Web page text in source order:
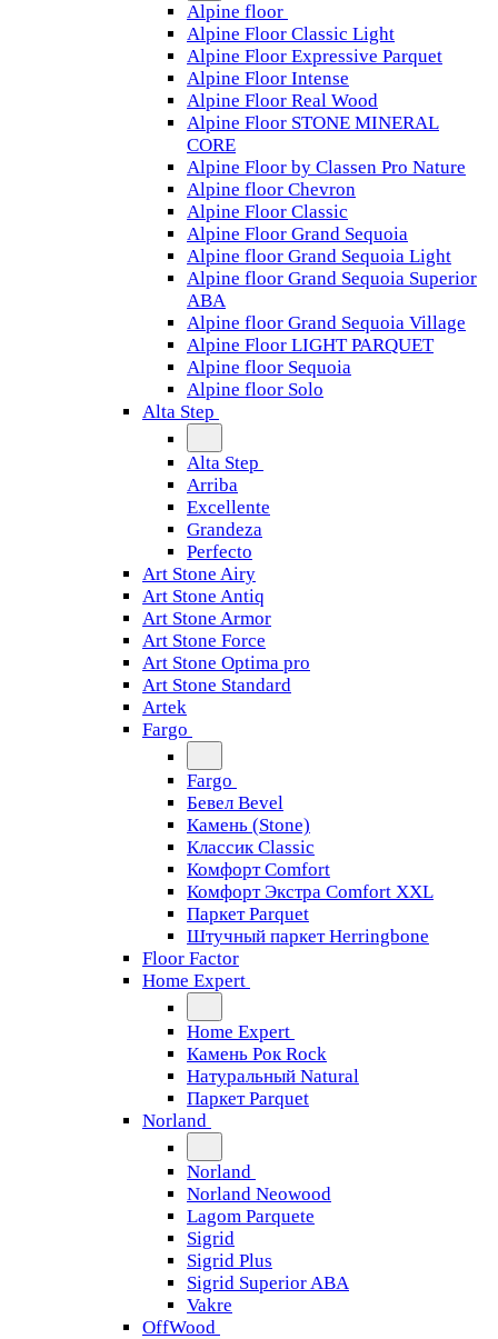
Alpine floor
Alpine Floor Classic Light
Alpine Floor Expressive Parquet
Alpine Floor Intense
Alpine Floor Real Wood
Alpine Floor STONE MINERAL
CORE
Alpine Floor by Classen Pro Nature
Alpine floor Chevron
Alpine Floor Classic
Alpine Floor Grand Sequoia
Alpine floor Grand Sequoia Light
Alpine floor Grand Sequoia Superior
ABA
Alpine floor Grand Sequoia Village
Alpine Floor LIGHT PARQUET
Alpine floor Sequoia
Alpine floor Solo
Alta Step
Alta Step
Arriba
Excellente
Grandeza
Perfecto
Art Stone Airy
Art Stone Antiq
Art Stone Armor
Art Stone Force
Art Stone Optima pro
Art Stone Standard
Artek
Fargo
Fargo
Бевел Bevel
Камень (Stone)
Классик Classic
Комфорт Comfort
Комфорт Экстра Comfort XXL
Паркет Parquet
Штучный паркет Herringbone
Floor Factor
Home Expert
Home Expert
Камень Рок Rock
Натуральный Natural
Паркет Parquet
Norland
Norland
Norland Neowood
Lagom Parquete
Sigrid
Sigrid Plus
Sigrid Superior ABA
Vakre
OffWood